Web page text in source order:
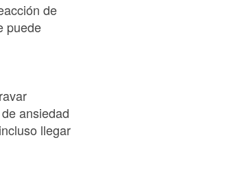
de
puede
ansiedad
llegar